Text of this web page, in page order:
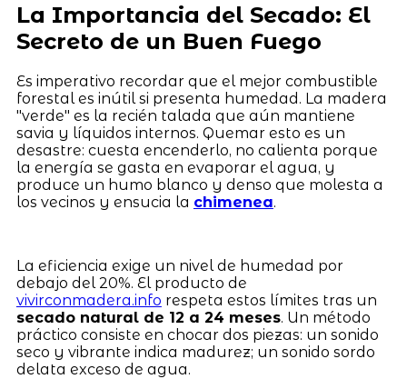
La Importancia del Secado: El
Secreto de un Buen Fuego
Es imperativo recordar que el mejor combustible
forestal es inútil si presenta humedad. La madera
"verde" es la recién talada que aún mantiene
savia y líquidos internos. Quemar esto es un
desastre: cuesta encenderlo, no calienta porque
la energía se gasta en evaporar el agua, y
produce un humo blanco y denso que molesta a
los vecinos y ensucia la chimenea.
La eficiencia exige un nivel de humedad por
debajo del 20%. El producto de
vivirconmadera.info respeta estos límites tras un
secado natural de 12 a 24 meses. Un método
práctico consiste en chocar dos piezas: un sonido
seco y vibrante indica madurez; un sonido sordo
delata exceso de agua.